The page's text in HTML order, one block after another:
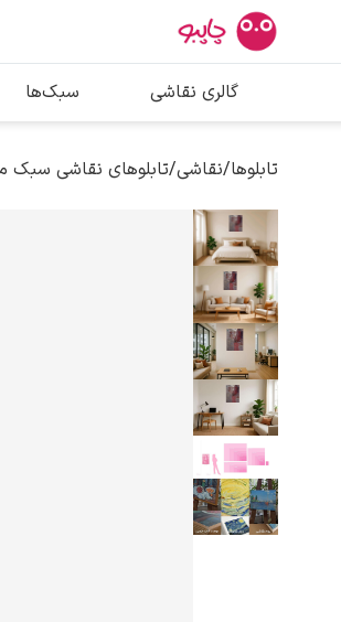
بیشترین
پیکاسو
سالوادور دالی
گالری نقاشی سبک‌ها
تابلوها/نقاشی/تابلوهای نقاشی سبک